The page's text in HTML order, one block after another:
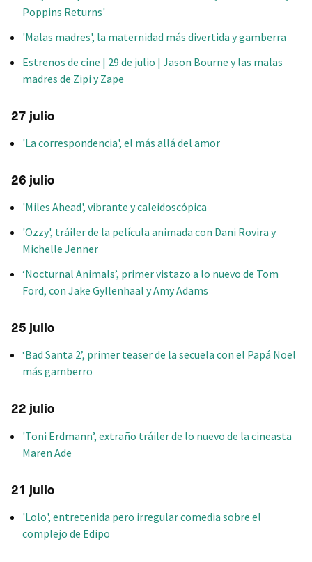
Poppins Returns'
'Malas madres', la maternidad más divertida y gamberra
Estrenos de cine | 29 de julio | Jason Bourne y las malas
madres de Zipi y Zape
27 julio
'La correspondencia', el más allá del amor
26 julio
'Miles Ahead', vibrante y caleidoscópica
'Ozzy', tráiler de la película animada con Dani Rovira y
Michelle Jenner
‘Nocturnal Animals’, primer vistazo a lo nuevo de Tom
Ford, con Jake Gyllenhaal y Amy Adams
25 julio
‘Bad Santa 2’, primer teaser de la secuela con el Papá Noel
más gamberro
22 julio
'Toni Erdmann’, extraño tráiler de lo nuevo de la cineasta
Maren Ade
21 julio
'Lolo', entretenida pero irregular comedia sobre el
complejo de Edipo